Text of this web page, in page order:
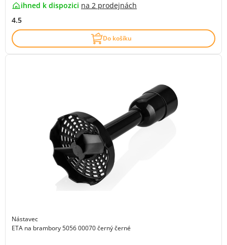
ihned k dispozici na 2 prodejnách
4.5
Do košíku
Nástavec
ETA na brambory 5056 00070 černý černé